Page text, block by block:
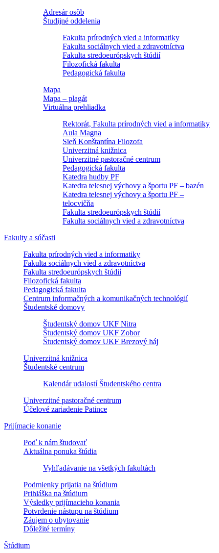
Adresár osôb
Študijné oddelenia
Fakulta prírodných vied a informatiky
Fakulta sociálnych vied a zdravotníctva
Fakulta stredoeurópskych štúdií
Filozofická fakulta
Pedagogická fakulta
Mapa
Mapa – plagát
Virtuálna prehliadka
Rektorát, Fakulta prírodných vied a informatiky
Aula Magna
Sieň Konštantína Filozofa
Univerzitná knižnica
Univerzitné pastoračné centrum
Pedagogická fakulta
Katedra hudby PF
Katedra telesnej výchovy a športu PF – bazén
Katedra telesnej výchovy a športu PF –
telocvičňa
Fakulta stredoeurópskych štúdií
Fakulta sociálnych vied a zdravotníctva
Fakulty a súčasti
Fakulta prírodných vied a informatiky
Fakulta sociálnych vied a zdravotníctva
Fakulta stredoeurópskych štúdií
Filozofická fakulta
Pedagogická fakulta
Centrum informačných a komunikačných technológií
Študentské domovy
Študentský domov UKF Nitra
Študentský domov UKF Zobor
Študentský domov UKF Brezový háj
Univerzitná knižnica
Študentské centrum
Kalendár udalostí Študentského centra
Univerzitné pastoračné centrum
Účelové zariadenie Patince
Prijímacie konanie
Poď k nám študovať
Aktuálna ponuka štúdia
Vyhľadávanie na všetkých fakultách
Podmienky prijatia na štúdium
Prihláška na štúdium
Výsledky prijímacieho konania
Potvrdenie nástupu na štúdium
Záujem o ubytovanie
Dôležité termíny
Štúdium